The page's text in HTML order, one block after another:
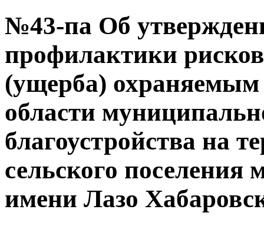
№43-па Об
профилактики
(ущерба) охраняемым
области
благоустройства на
сельского
имени Лазо